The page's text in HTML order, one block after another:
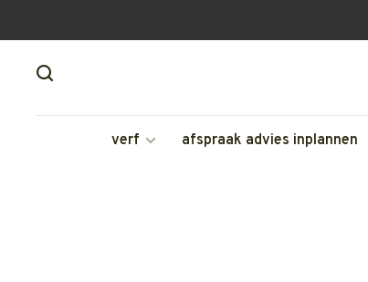
verf afspraak advies inplannen